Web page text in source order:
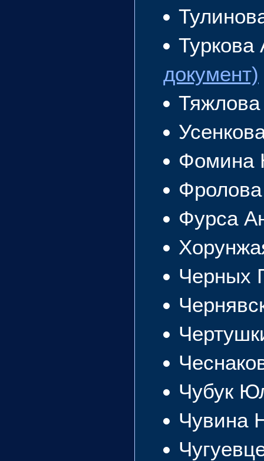
документ)
Фомина
Фурса
Черных
Чубук
Чувина